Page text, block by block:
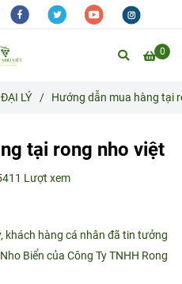
0
LÝ / Hướng dẫn mua hàng tại
tại rong nho việt
Lượt xem
khách hàng cá nhân đã tin tưởng
Biển của Công Ty TNHH Rong